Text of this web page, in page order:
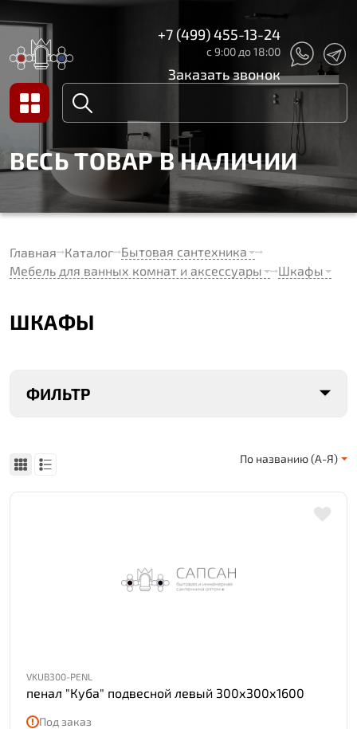
+7 (499) 455-13-24
с 9:00 до 18:00
Заказать звонок
ВЕСЬ ТОВАР В НАЛИЧИИ
Главная Каталог Бытовая сантехника
Мебель для ванных комнат и аксессуары
Шкафы
ШКАФЫ
ФИЛЬТР
По названию (А-Я)
VKUB300-PENL
пенал "Куба" подвесной левый 300х300х1600
Под заказ